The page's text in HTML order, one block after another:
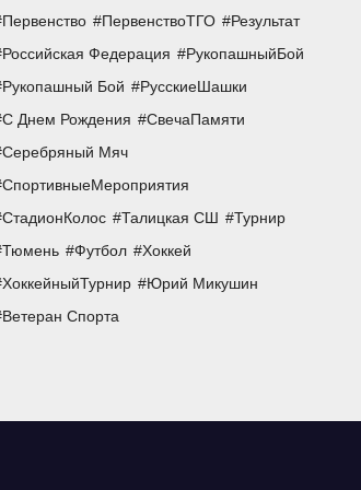
Первенство
ПервенствоТГО
Результат
Российская Федерация
РукопашныйБой
Рукопашный Бой
РусскиеШашки
С Днем Рождения
СвечаПамяти
Серебряный Мяч
СпортивныеМероприятия
СтадионКолос
Талицкая СШ
Турнир
Тюмень
Футбол
Хоккей
ХоккейныйТурнир
Юрий Микушин
Ветеран Спорта